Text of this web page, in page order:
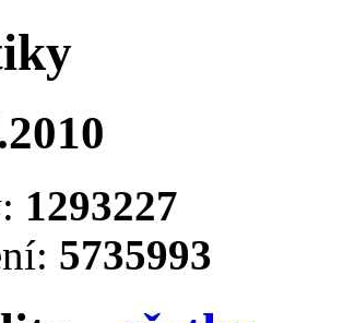
1293227
5735993